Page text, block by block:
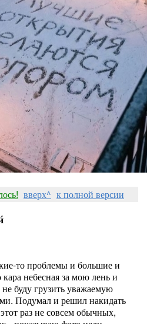
вверх^ к полной версии
то проблемы и большие и
небесная за мою лень и
буду грузить уважаемую
Подумал и решил накидать
раз не совсем обычных,